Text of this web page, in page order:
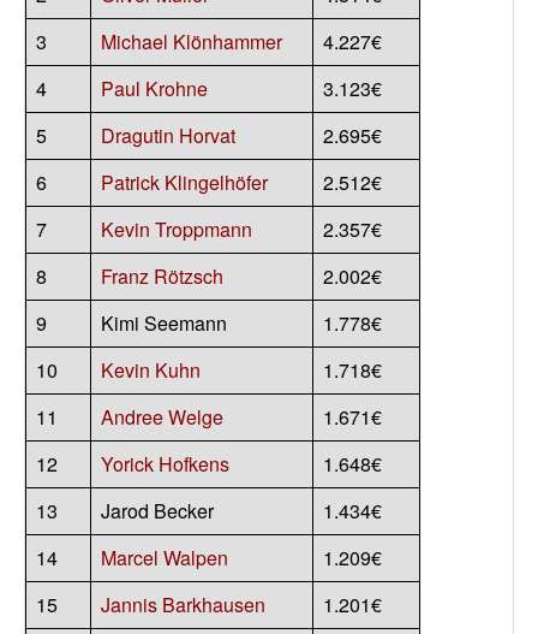
3
Michael Klönhammer
4.227€
4
Paul Krohne
3.123€
5
Dragutin Horvat
2.695€
6
Patrick Klingelhöfer
2.512€
7
Kevin Troppmann
2.357€
8
Franz Rötzsch
2.002€
9
Kimi Seemann
1.778€
10
Kevin Kuhn
1.718€
11
Andree Welge
1.671€
12
Yorick Hofkens
1.648€
13
Jarod Becker
1.434€
14
Marcel Walpen
1.209€
15
Jannis Barkhausen
1.201€